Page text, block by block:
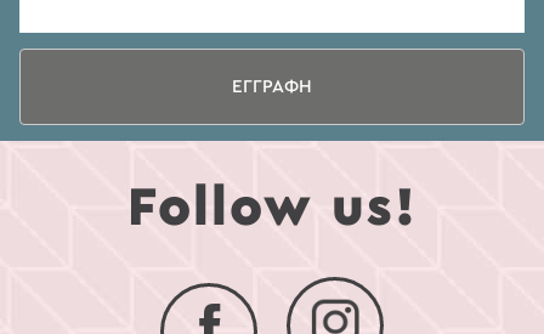
ΕΓΓΡΑΦΗ
Follow us!